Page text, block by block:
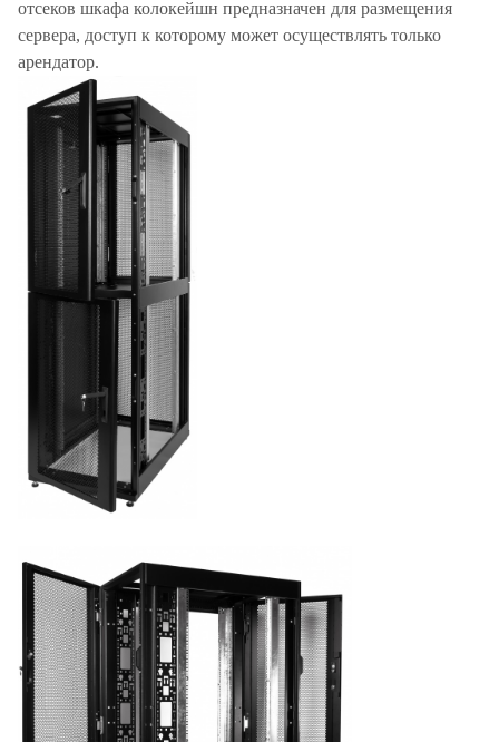
отсеков шкафа колокейшн предназначен для размещения
сервера, доступ к которому может осуществлять только
арендатор.